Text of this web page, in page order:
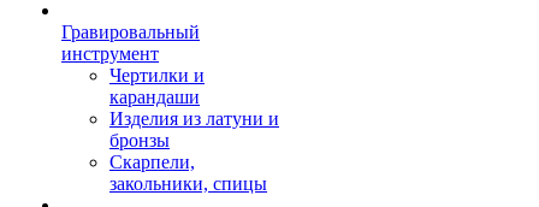
Гравировальный
инструмент
Чертилки и
карандаши
Изделия из латуни и
бронзы
Скарпели,
закольники, спицы